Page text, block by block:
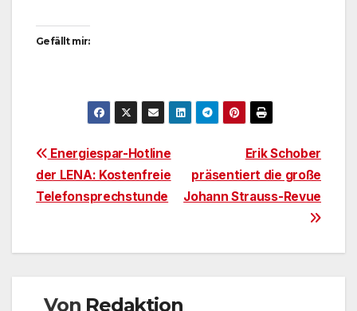
Gefällt mir:
BeitragsnavigationErik Schober
präsentiert die große
Johann Strauss-Revue
Energiespar-Hotline
der LENA: Kostenfreie
Telefonsprechstunde
Von Redaktion